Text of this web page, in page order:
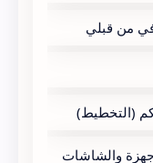
من قبلي
(التخطيط)
والشاشات